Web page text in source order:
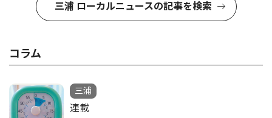
三浦 ローカルニュースの記事を検索
コラム
三浦
連載